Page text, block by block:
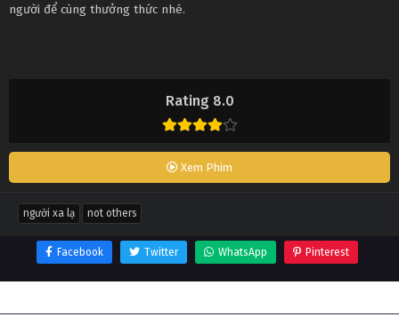
Rating 8.0
Xem Phim
người để cùng thưởng thức nhé.
người xa lạ not others
Facebook Twitter WhatsApp Pinterest